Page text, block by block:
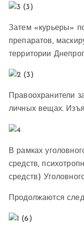
Затем «курьеры»
препаратов,
территории
Правоохранители
личных вещах.
В рамках
средств,
средств)
Продолжаются